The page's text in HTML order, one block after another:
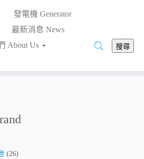
發電機 Generator
最新消息 News
About Us
搜
搜尋
(26)